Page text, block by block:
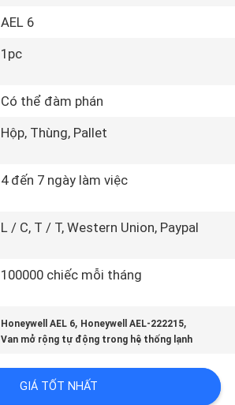
AEL 6
1pc
Có thể đàm phán
Hộp, Thùng, Pallet
4 đến 7 ngày làm việc
L / C, T / T, Western Union, Paypal
100000 chiếc mỗi tháng
Honeywell AEL 6, Honeywell AEL-222215,
Van mở rộng tự động trong hệ thống lạnh
GIÁ TỐT NHẤT